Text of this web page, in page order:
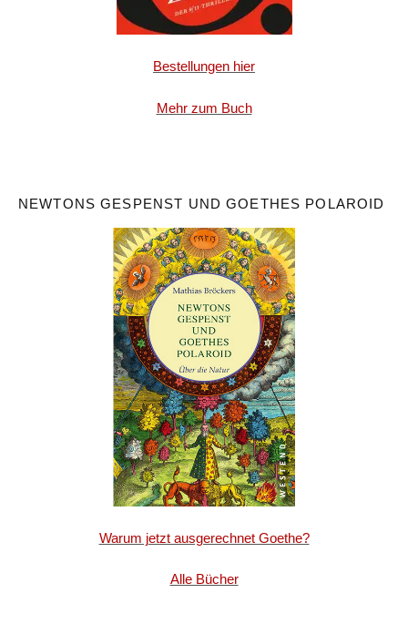
Bestellungen hier
Mehr zum Buch
NEWTONS GESPENST UND GOETHES POLAROID
Warum jetzt ausgerechnet Goethe?
Alle Bücher